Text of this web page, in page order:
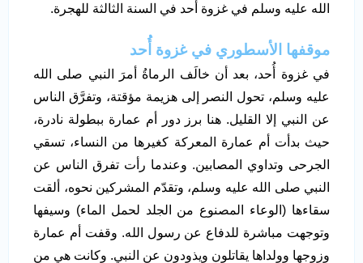
الله عليه وسلم في غزوة أُحد في السنة الثالثة للهجرة.
موقفها الأسطوري في غزوة أُحد
في غزوة أُحد، بعد أن خالَف الرماةُ أمرَ النبي صلى الله
عليه وسلم، تحول النصر إلى هزيمة مؤقتة، وتفرَّق الناس
عن النبي إلا القليل. هنا برز دور أم عمارة ببطولة نادرة،
حيث بدأت أم عمارة المعركة كغيرها من النساء، تسقي
الجرحى وتداوي المصابين. وعندما رأت تفرق الناس عن
النبي صلى الله عليه وسلم، وتقدّم المشركين نحوه، ألقت
سقاءها (الوعاء المصنوع من الجلد لحمل الماء) وسيفها
وتوجهت مباشرة للدفاع عن رسول الله. وقفت أم عمارة
وزوجها وولداها يقاتلون ويذودون عن النبي. وكانت هي من